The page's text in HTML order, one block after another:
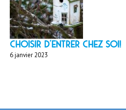
Choisir d'entrer chez soi!
6 janvier 2023